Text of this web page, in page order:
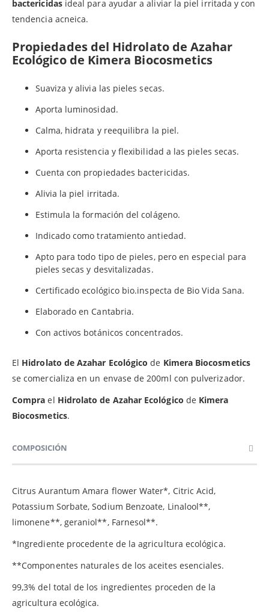
bactericidasideal para ayudar a aliviar la piel irritada y con
tendencia acneica.
Propiedades del Hidrolato de Azahar
Ecológico de Kimera Biocosmetics
Suaviza y alivia las pieles secas.
Aporta luminosidad.
Calma, hidrata y reequilibra la piel.
Aporta resistencia y flexibilidad a las pieles secas.
Cuenta con propiedades bactericidas.
Alivia la piel irritada.
Estimula la formación del colágeno.
Indicado como tratamiento antiedad.
Apto para todo tipo de pieles, pero en especial para
pieles secas y desvitalizadas.
Certificado ecológico bio.inspecta de Bio Vida Sana.
Elaborado en Cantabria.
Con activos botánicos concentrados.
El Hidrolato de Azahar Ecológico de Kimera Biocosmetics
se comercializa en un envase de 200ml con pulverizador.
Compra el Hidrolato de Azahar Ecológico de Kimera
Biocosmetics.
COMPOSICIÓN
Citrus Aurantum Amara flower Water*, Citric Acid,
Potassium Sorbate, Sodium Benzoate, Linalool**,
limonene**, geraniol**, Farnesol**.
*Ingrediente procedente de la agricultura ecológica.
**Componentes naturales de los aceites esenciales.
99,3% del total de los ingredientes proceden de la
agricultura ecológica.